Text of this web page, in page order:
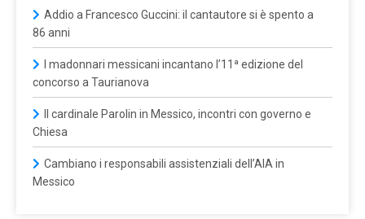
Addio a Francesco Guccini: il cantautore si è spento a
86 anni
I madonnari messicani incantano l’11ª edizione del
concorso a Taurianova
Il cardinale Parolin in Messico, incontri con governo e
Chiesa
Cambiano i responsabili assistenziali dell’AIA in
Messico